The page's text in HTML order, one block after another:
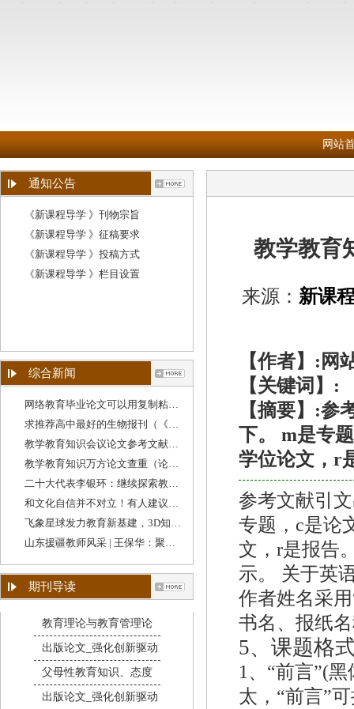
网站
通知公告
《新课程导学 》刊物宗旨
《新课程导学 》征稿要求
《新课程导学 》投稿方式
《新课程导学 》栏目设置
综合新闻
网络教育毕业论文可以用复制粘贴吗（学校教育
求推荐高中最好的生物报刊（《教育教学》期刊
教学教育知识会议论文参考文献格式（教育类论
教学教育知识万方论文查重（论文查重跟教学设
二十大代表李银环：继续探索教育教学方法，守
和文化自信并不对立！有人建议降低“英语教学
飞象星球发力教育新基建，3D知识图谱助力教学质
山东援疆教师风采 | 王保华：聚焦教学质量提升
期刊导读
教育理论与教育管理论
出版论文_强化创新驱动
父母性教育知识、态度
出版论文_强化创新驱动
教学教育
来源： 新课
【作者】:网
【关键词】:
【摘要】:参
下。 m是专
学位论文，r
参考文献引
专题，c是论
文，r是报告
示。 关于英
作者姓名采
书名、报纸
5、 课题格
1、“前言”(
太，“前言”